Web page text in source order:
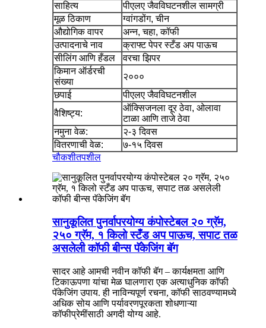
साहित्य
पीएलए जैवविघटनशील सामग्री
मूळ ठिकाण
ग्वांगडोंग, चीन
औद्योगिक वापर
अन्न, चहा, कॉफी
उत्पादनाचे नाव
क्राफ्ट पेपर स्टँड अप पाऊच
सीलिंग आणि हँडल
वरचा झिपर
किमान ऑर्डरची
संख्या
२०००
छपाई
पीएलए जैवविघटनशील
वैशिष्ट्य:
ऑक्सिजनला दूर ठेवा, ओलावा
टाळा आणि ताजे ठेवा
नमुना वेळ:
२-३ दिवस
वितरणाची वेळ:
७-१५ दिवस
चौकशीतपशील
सानुकूलित पुनर्वापरयोग्य कंपोस्टेबल २० ग्रॅम,
२५० ग्रॅम, १ किलो स्टँड अप पाऊच, सपाट तळ
असलेली कॉफी बीन्स पॅकेजिंग बॅग
सादर आहे आमची नवीन कॉफी बॅग – कार्यक्षमता आणि
टिकाऊपणा यांचा मेळ घालणारा एक अत्याधुनिक कॉफी
पॅकेजिंग उपाय. ही नाविन्यपूर्ण रचना, कॉफी साठवण्यामध्ये
अधिक सोय आणि पर्यावरणपूरकता शोधणाऱ्या
कॉफीप्रेमींसाठी अगदी योग्य आहे.